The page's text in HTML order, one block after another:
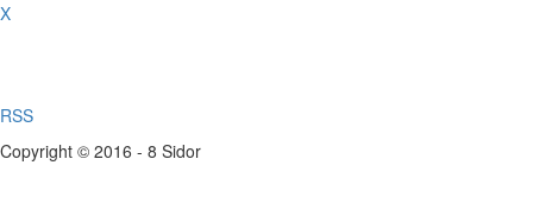
X
RSS
Copyright © 2016 - 8 Sidor